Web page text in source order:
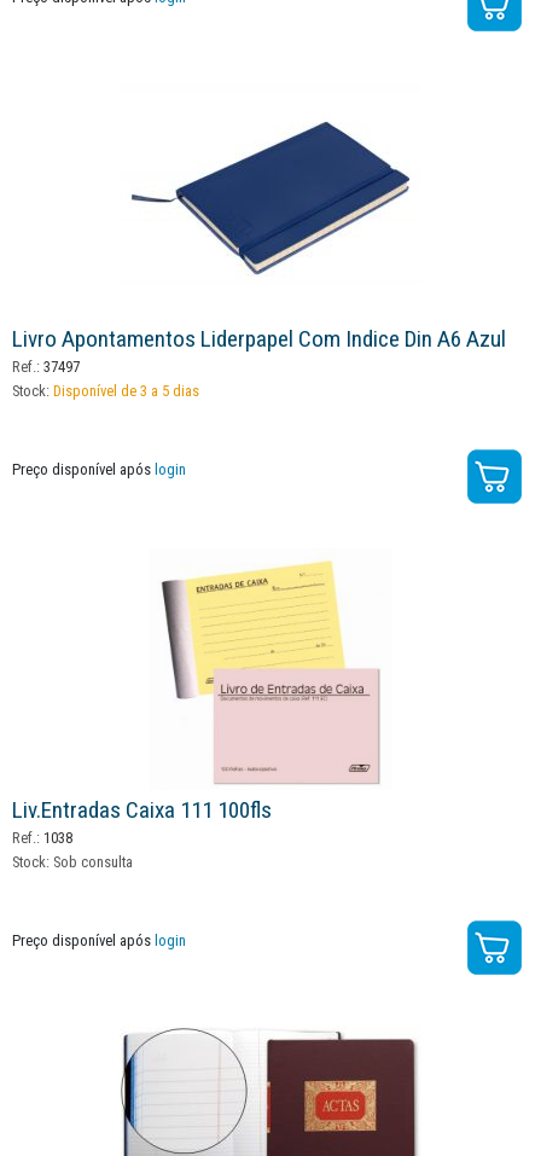
Livro Apontamentos Liderpapel Com Indice Din A6 Azul
Ref.: 37497
Stock: Disponível de 3 a 5 dias
Preço disponível após login
Liv.entradas Caixa 111 100fls
Ref.: 1038
Stock: Sob consulta
Preço disponível após login